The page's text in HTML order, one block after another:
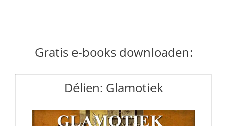
Gratis e-books downloaden:
Délien: Glamotiek